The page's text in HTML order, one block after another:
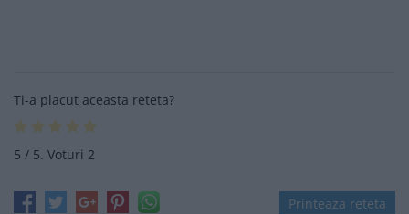
Ti-a placut aceasta reteta?
5 / 5. Voturi 2
Printeaza reteta